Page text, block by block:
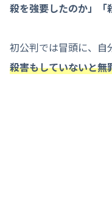
殺を強要したのか」「
初公判では冒頭に、自
殺害もしていないと無